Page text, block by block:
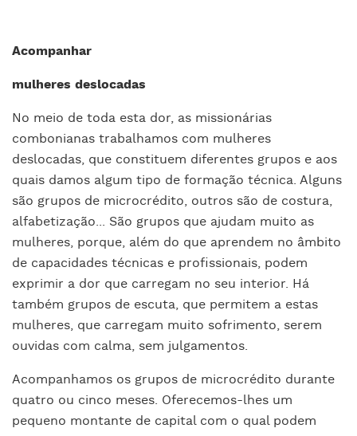
Acompanhar
mulheres deslocadas
No meio de toda esta dor, as missionárias
combonianas trabalhamos com mulheres
deslocadas, que constituem diferentes grupos e aos
quais damos algum tipo de formação técnica. Alguns
são grupos de microcrédito, outros são de costura,
alfabetização... São grupos que ajudam muito as
mulheres, porque, além do que aprendem no âmbito
de capacidades técnicas e profissionais, podem
exprimir a dor que carregam no seu interior. Há
também grupos de escuta, que permitem a estas
mulheres, que carregam muito sofrimento, serem
ouvidas com calma, sem julgamentos.
Acompanhamos os grupos de microcrédito durante
quatro ou cinco meses. Oferecemos-lhes um
pequeno montante de capital com o qual podem